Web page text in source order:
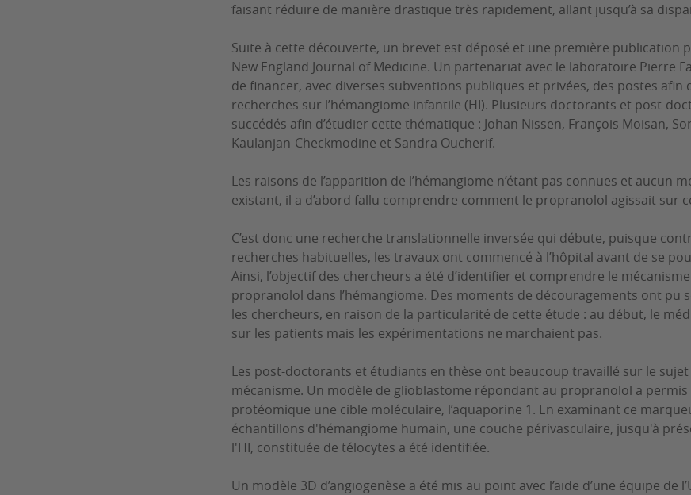
faisant réduire de manière drastique très rapidement, allant jusqu’à sa
Suite à cette découverte, un brevet est déposé et une première publication
New England Journal of Medicine. Un partenariat avec le laboratoire Pierre
de financer, avec diverses subventions publiques et privées, des postes afin
recherches sur l’hémangiome infantile (HI). Plusieurs doctorants et post-
succédés afin d’étudier cette thématique : Johan Nissen, François Moisan,
Kaulanjan-Checkmodine et Sandra Oucherif.
Les raisons de l’apparition de l’hémangiome n’étant pas connues et aucun
existant, il a d’abord fallu comprendre comment le propranolol agissait sur
C’est donc une recherche translationnelle inversée qui débute, puisque
recherches habituelles, les travaux ont commencé à l’hôpital avant de se
Ainsi, l’objectif des chercheurs a été d’identifier et comprendre le
propranolol dans l’hémangiome. Des moments de découragements ont pu
les chercheurs, en raison de la particularité de cette étude : au début, le
sur les patients mais les expérimentations ne marchaient pas.
Les post-doctorants et étudiants en thèse ont beaucoup travaillé sur le
mécanisme. Un modèle de glioblastome répondant au propranolol a permis
protéomique une cible moléculaire, l’aquaporine 1. En examinant ce
échantillons d'hémangiome humain, une couche périvasculaire, jusqu'à
l'HI, constituée de télocytes a été identifiée.
Un modèle 3D d’angiogenèse a été mis au point avec l’aide d’une équipe de